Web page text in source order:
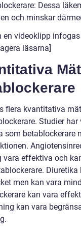
Dessa
och minskar
en videoklipp
läsarna]
flera kvantitativa
Studier
som betablockerare
vara effektiva och
men kan vara
kan vara
kan vara